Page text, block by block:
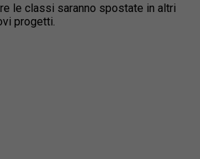
le classi saranno spostate in altri
progetti.